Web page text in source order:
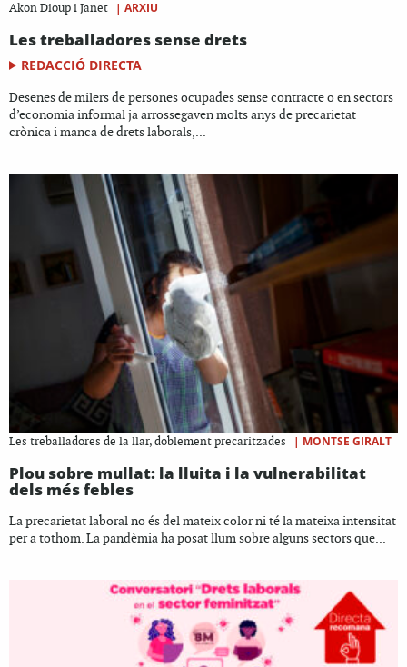
Akon Dioup i Janet
| ARXIU
Les treballadores sense drets
REDACCIÓ DIRECTA
Desenes de milers de persones ocupades sense contracte o en sectors
d’economia informal ja arrossegaven molts anys de precarietat
crònica i manca de drets laborals,...
Les treballadores de la llar, doblement precaritzades | MONTSE GIRALT
Plou sobre mullat: la lluita i la vulnerabilitat
dels més febles
La precarietat laboral no és del mateix color ni té la mateixa intensitat
per a tothom. La pandèmia ha posat llum sobre alguns sectors que...